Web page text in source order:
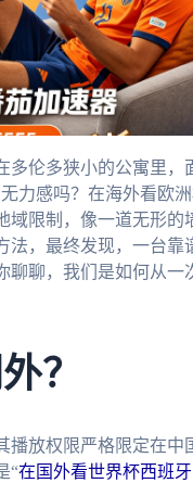
伦多狭小的公寓里，
力感吗？在海外看欧
限制，像一道无形的
，最终发现，一台靠
聊，我们是如何从一
？
播放权限严格限定在中
“在国外看世界杯西班